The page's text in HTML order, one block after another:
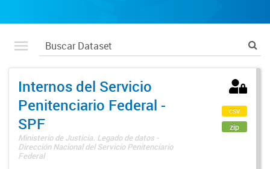
Internos del Servicio
Penitenciario Federal -
SPF
Ministerio de Justicia. Legado de datos -
Dirección Nacional del Servicio Penitenciario
Federal
csv
zip